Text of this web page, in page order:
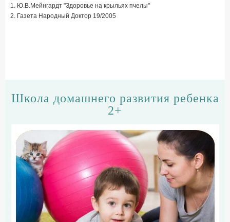
1. Ю.В.Мейнгардт "Здоровье на крыльях пчелы"
2. Газета Народный Доктор 19/2005
Школа домашнего развития ребенка
2+